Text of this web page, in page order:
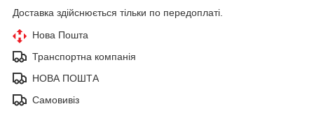
Доставка здійснюється тільки по передоплаті.
Нова Пошта
Транспортна компанія
НОВА ПОШТА
Самовивіз